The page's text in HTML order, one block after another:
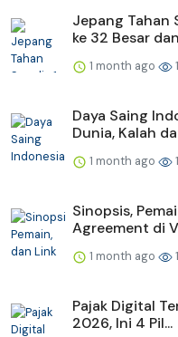
Jepang Tahan
ke 32 Besar
1 month ago
Daya Saing
Dunia, Kalah
1 month ago
Sinopsis,
Agreement di
1 month ago
Pajak Digital
2026, Ini 4 Pil...